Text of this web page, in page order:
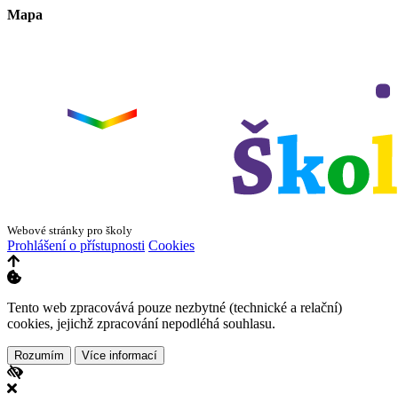
Mapa
Webové stránky pro školy
Prohlášení o přístupnosti Cookies
Tento web zpracovává pouze nezbytné (technické a relační)
cookies, jejichž zpracování nepodléhá souhlasu.
Rozumím Více informací